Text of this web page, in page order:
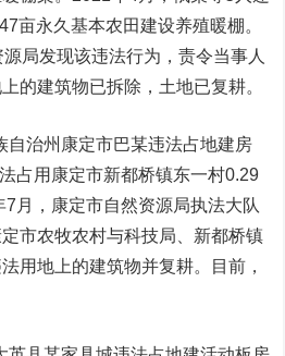
亩永久基本农田建设养殖暖棚。
局发现该违法行为，责令当事人
的建筑物已拆除，土地已复耕。
治州康定市巴某违法占地建房
占用康定市新都桥镇东一村0.29
月，康定市自然资源局执法大队
市农牧农村与科技局、新都桥镇
用地上的建筑物并复耕。目前，